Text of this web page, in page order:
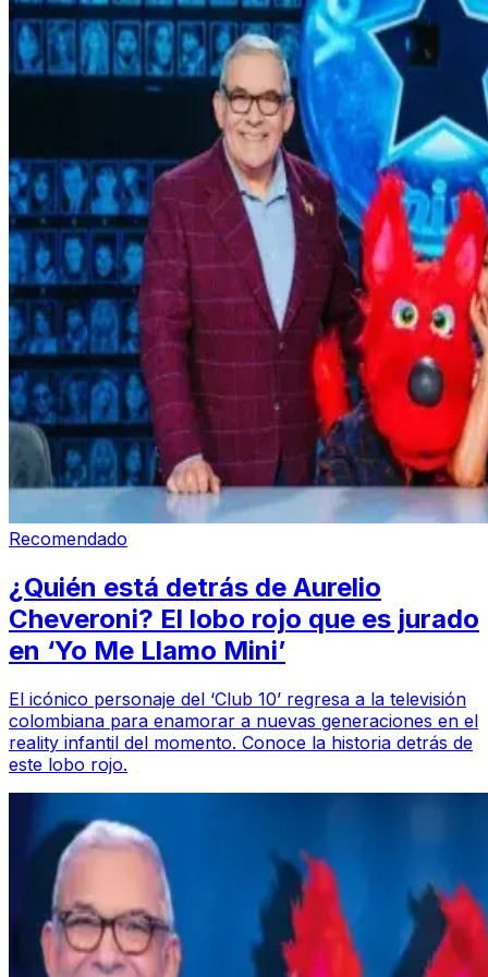
Recomendado
¿Quién está detrás de Aurelio
Cheveroni? El lobo rojo que es jurado
en ‘Yo Me Llamo Mini’
El icónico personaje del ‘Club 10’ regresa a la televisión
colombiana para enamorar a nuevas generaciones en el
reality infantil del momento. Conoce la historia detrás de
este lobo rojo.